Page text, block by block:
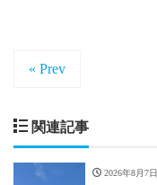
« Prev
関連記事
2026年8月7日